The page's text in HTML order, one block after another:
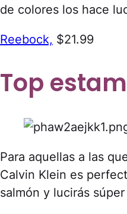
de colores los hace
Reebock, $21.99
Top
Para aquellas a las
Calvin Klein es
salmón y lucirás súper